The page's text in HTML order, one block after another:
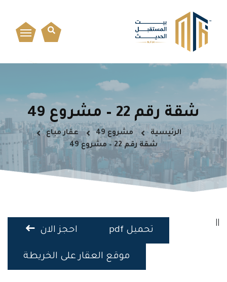
شقة رقم 22 – مشروع 49
الرئيسية مشروع 49
عقار مباع
شقة رقم 22 – مشروع 49
احجز الان تحميل pdf
موقع العقار على الخريطة